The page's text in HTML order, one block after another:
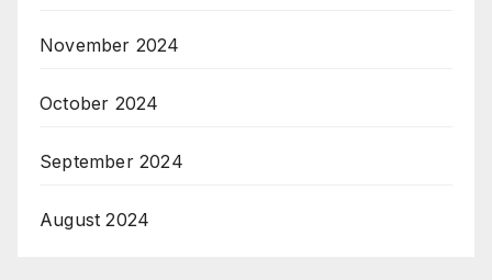
November 2024
October 2024
September 2024
August 2024